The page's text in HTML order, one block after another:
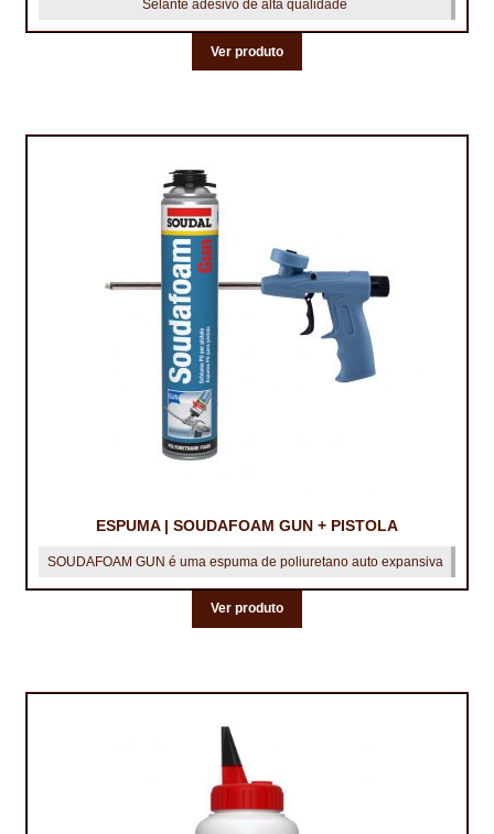
Selante adesivo de alta qualidade
Ver produto
ESPUMA | SOUDAFOAM GUN + PISTOLA
SOUDAFOAM GUN é uma espuma de poliuretano auto expansiva
Ver produto